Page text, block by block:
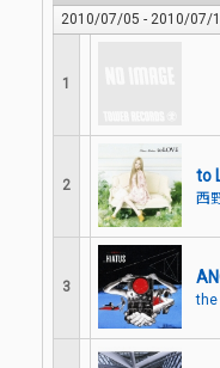
2010/07/05 - 2010/07/
1
2 to
西
3
the